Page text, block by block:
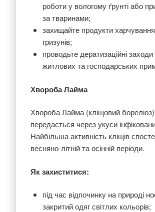
роботи у вологому ґрунті або
за тваринами;
захищайте продукти харчування
гризунів;
проводьте дератизаційні
житлових та господарських
Хвороба Лайма
Хвороба Лайма (кліщовий бореліоз)
передається через укуси
Найбільша активність кліщів
весняно-літній та осінній періоди.
Як захиститися:
під час відпочинку на природі
закритий одяг світлих кольорів;